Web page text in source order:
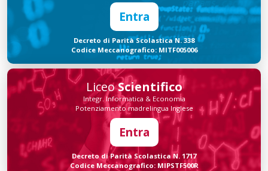
Entra
Decreto di Parità Scolastica N. 338
Codice Meccanografico: MITF005006
LiceoScientifico
Integr. Informatica & Economia
Potenziamento madrelingua Inglese
Entra
Decreto di Parità Scolastica N. 1717
Codice Meccanografico: MIPSTF500R